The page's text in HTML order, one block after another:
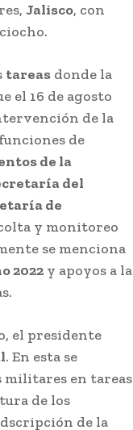
Jalisco, con
tareas donde la
el 16 de agosto
de la
de
de la
del
de
y monitoreo
se menciona
2022 y apoyos a la
el presidente
. En esta se
militares en tareas
de los
de la